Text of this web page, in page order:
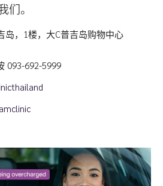
们。
岛，1楼，大C普吉岛购物中心
093-692-5999